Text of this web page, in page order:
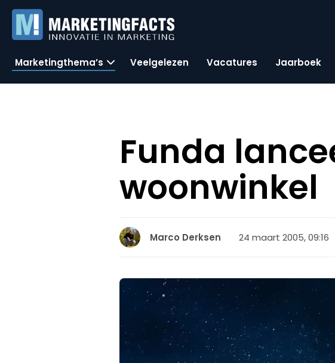
Marketingthema’s Veelgelezen Vacatures Jaarboek
Funda
woonwinkel
Marco Derksen 24 maart 2005, 09:16